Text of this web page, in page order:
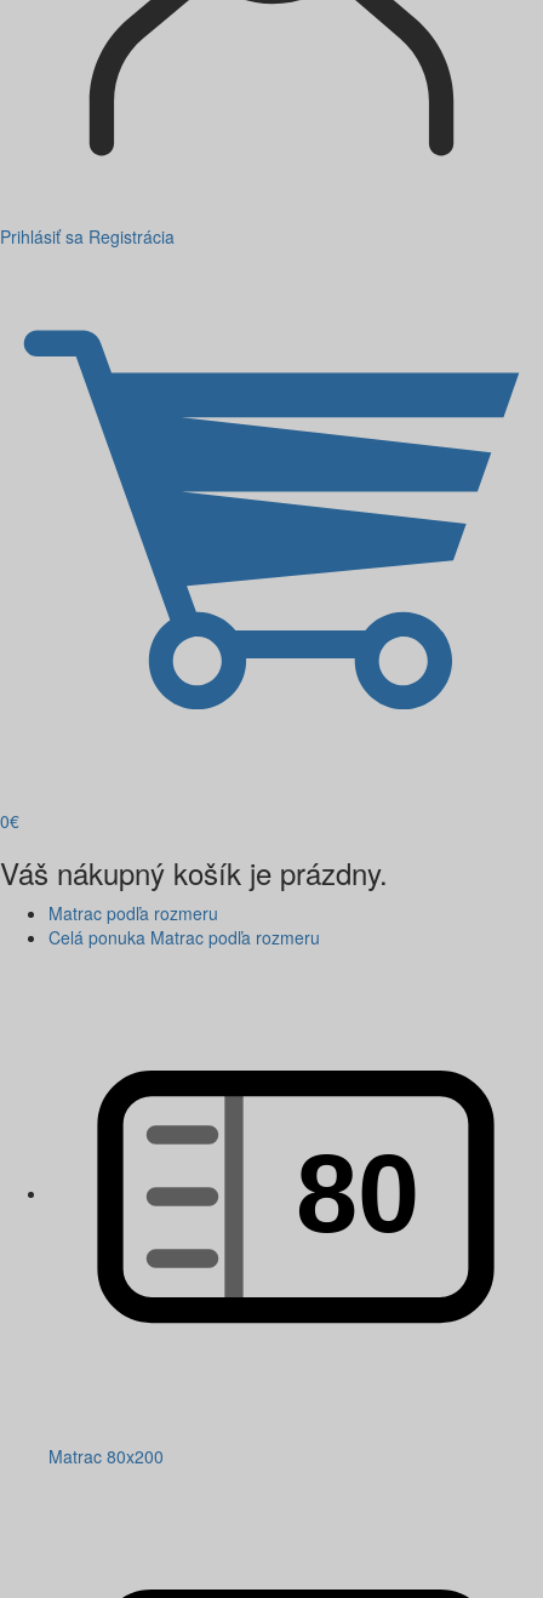
Prihlásiť sa Registrácia
0€
Váš nákupný košík je prázdny.
Matrac podľa rozmeru
Celá ponuka Matrac podľa rozmeru
Matrac 80x200